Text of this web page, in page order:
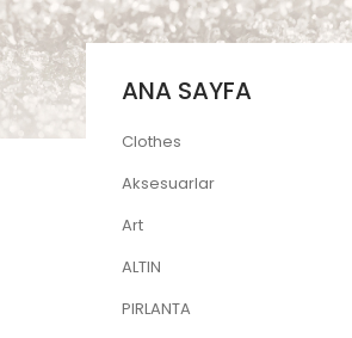
ANA SAYFA
Clothes
Aksesuarlar
Art
ALTIN
PIRLANTA